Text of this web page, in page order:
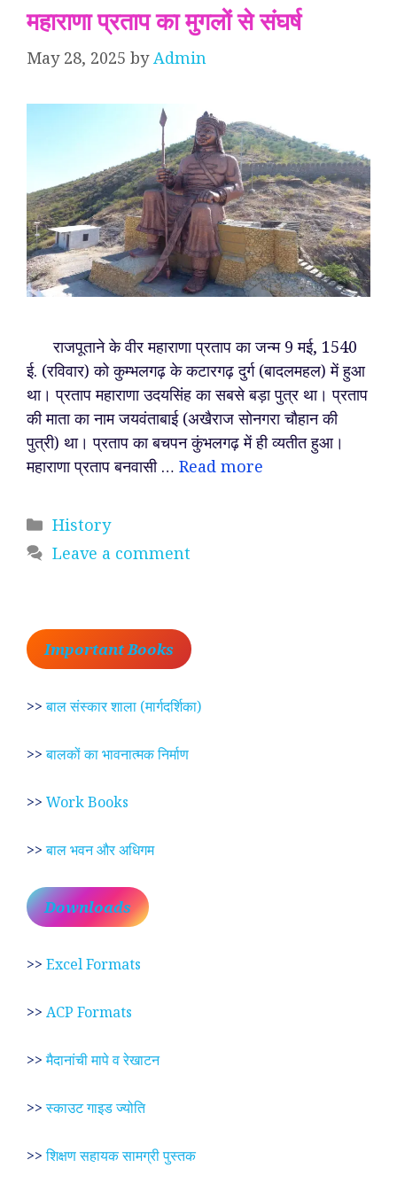
महाराणा प्रताप का मुगलों से संघर्ष
May 28, 2025 byAdmin
राजपूताने के वीर महाराणा प्रताप का जन्म 9 मई, 1540
ई. (रविवार) को कुम्भलगढ़ के कटारगढ़ दुर्ग (बादलमहल) में हुआ
था। प्रताप महाराणा उदयसिंह का सबसे बड़ा पुत्र था। प्रताप
की माता का नाम जयवंताबाई (अखैराज सोनगरा चौहान की
पुत्री) था। प्रताप का बचपन कुंभलगढ़ में ही व्यतीत हुआ।
महाराणा प्रताप बनवासी … Read more
Categories
History
Leave a comment
Important Books
>>बाल संस्कार शाला (मार्गदर्शिका)
>>बालकों का भावनात्मक निर्माण
>> Work Books
>>बाल भवन और अधिगम
Downloads
>> Excel Formats
>> ACP Formats
>>मैदानांची मापे व रेखाटन
>>स्काउट गाइड ज्योति
>>शिक्षण सहायक सामग्री पुस्तक